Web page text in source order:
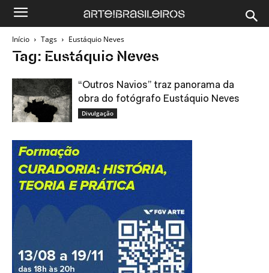
Início Tags Eustáquio Neves
Tag: Eustáquio Neves
“Outros Navios” traz panorama da
obra do fotógrafo Eustáquio Neves
Divulgação